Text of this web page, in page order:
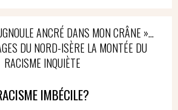
ANCRÉ DANS MON CRÂNE »…
DU NORD-ISÈRE LA MONTÉE DU
RACISME INQUIÈTE
IMBÉCILE?